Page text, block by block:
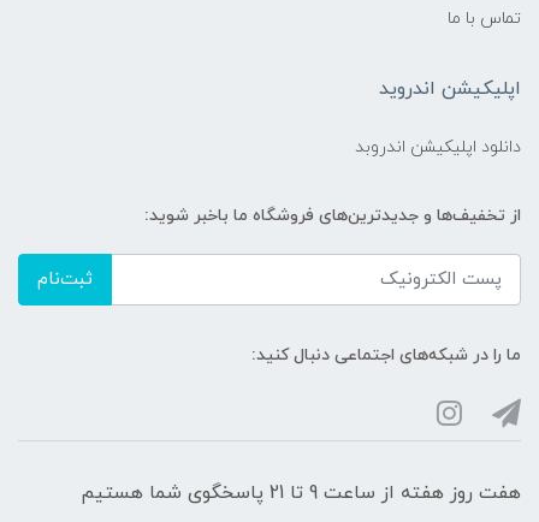
تماس با ما
اپلیکیشن اندروید
دانلود اپلیکیشن اندروبد
از تخفیف‌ها و جدیدترین‌های فروشگاه ما باخبر شوید:
ثبت‌نام
ما را در شبکه‌های اجتماعی دنبال کنید:
هفت روز هفته از ساعت 9 تا 21 پاسخگوی شما هستیم